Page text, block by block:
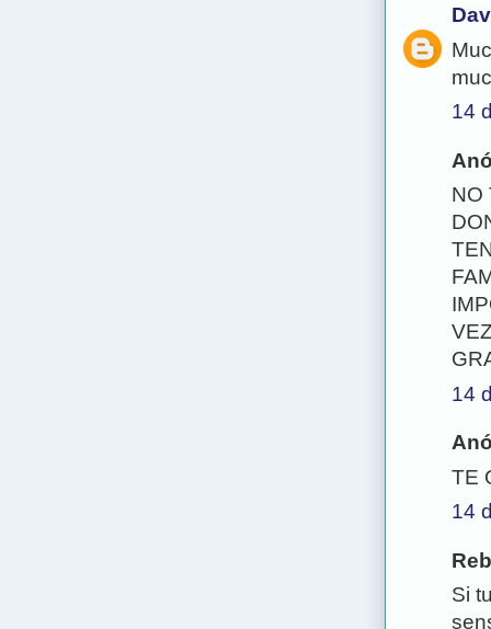
14
NO
14
TE
14
Si